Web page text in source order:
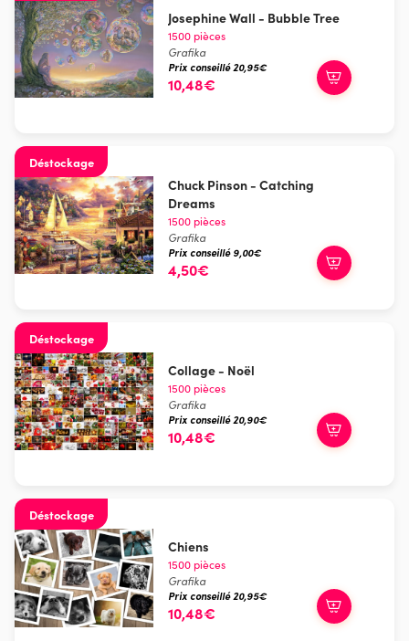
Josephine Wall - Bubble Tree
1500 pièces
Grafika
Prix conseillé 20,95€
10,48€
Déstockage
Chuck Pinson - Catching
Dreams
1500 pièces
Grafika
Prix conseillé 9,00€
4,50€
Déstockage
Collage - Noël
1500 pièces
Grafika
Prix conseillé 20,90€
10,48€
Déstockage
Chiens
1500 pièces
Grafika
Prix conseillé 20,95€
10,48€